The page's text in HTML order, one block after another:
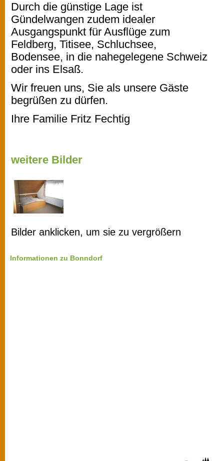
Durch die günstige Lage ist
Gündelwangen zudem idealer
Ausgangspunkt für Ausflüge zum
Feldberg, Titisee, Schluchsee,
Bodensee, in die nahegelegene Schweiz
oder ins Elsaß.
Wir freuen uns, Sie als unsere Gäste
begrüßen zu dürfen.
Ihre Familie Fritz Fechtig
weitere Bilder
Bilder anklicken, um sie zu vergrößern
Informationen zu Bonndorf